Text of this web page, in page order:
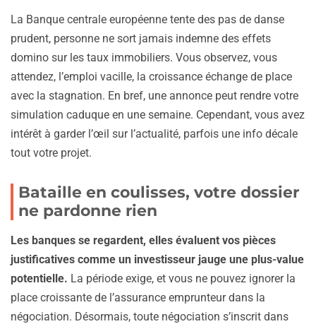
La Banque centrale européenne tente des pas de danse
prudent, personne ne sort jamais indemne des effets
domino sur les taux immobiliers. Vous observez, vous
attendez, l’emploi vacille, la croissance échange de place
avec la stagnation. En bref, une annonce peut rendre votre
simulation caduque en une semaine. Cependant, vous avez
intérêt à garder l’œil sur l’actualité, parfois une info décale
tout votre projet.
Bataille en coulisses, votre dossier
ne pardonne rien
Les banques se regardent, elles évaluent vos pièces
justificatives comme un investisseur jauge une plus-value
potentielle. La période exige, et vous ne pouvez ignorer la
place croissante de l’assurance emprunteur dans la
négociation. Désormais, toute négociation s’inscrit dans